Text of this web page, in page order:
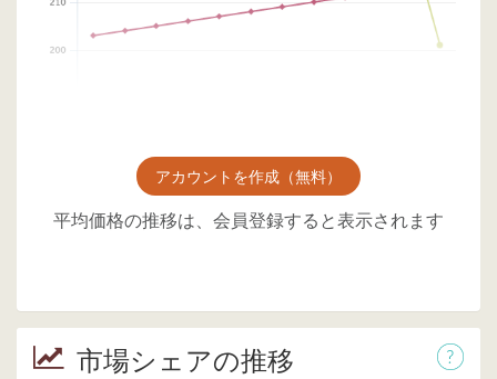
アカウントを作成（無料）
平均価格の推移は、会員登録すると表示されます
市場シェアの推移